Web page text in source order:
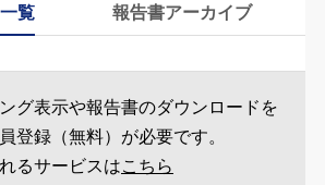
覧 報告書アーカイブ
グ表示や報告書のダウンロードを
登録（無料）が必要です。
るサービスはこちら